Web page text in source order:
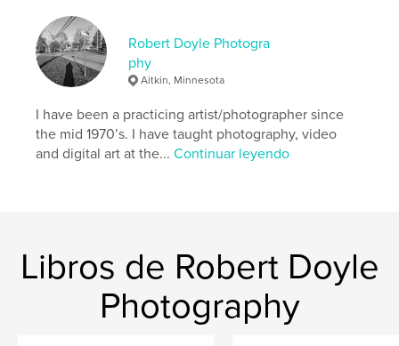
Robert Doyle Photogra
phy
Aitkin, Minnesota
I have been a practicing artist/photographer since
the mid 1970’s. I have taught photography, video
and digital art at the...Continuar leyendo
Libros de Robert Doyle
Photography